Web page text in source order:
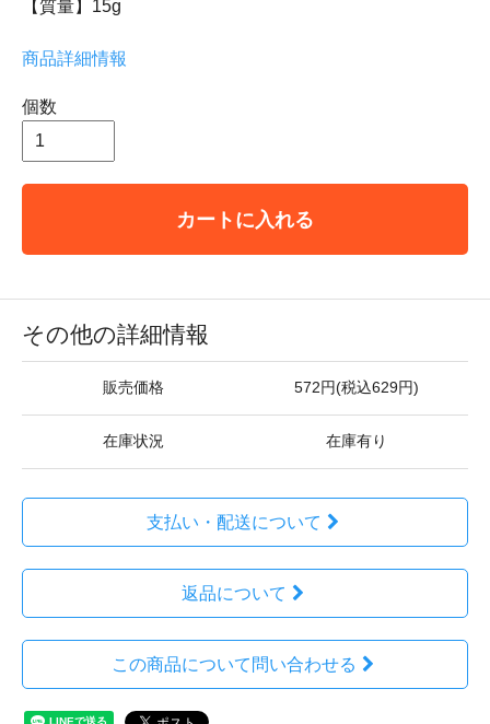
【質量】15g
商品詳細情報
個数
カートに入れる
その他の詳細情報
販売価格 572円(税込629円)
在庫状況 在庫有り
支払い・配送について
返品について
この商品について問い合わせる